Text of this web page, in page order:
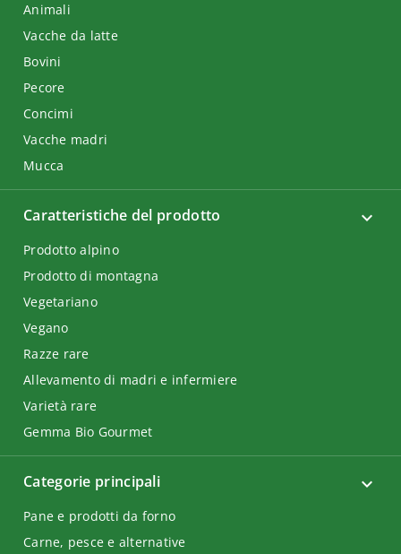
Animali
Vacche da latte
Bovini
Pecore
Concimi
Vacche madri
Mucca
Categorie principali
Pane e prodotti da forno
Carne, pesce e alternative
Caratteristiche del prodotto
Prodotto alpino
Prodotto di montagna
Vegetariano
Vegano
Razze rare
Allevamento di madri e infermiere
Varietà rare
Gemma Bio Gourmet